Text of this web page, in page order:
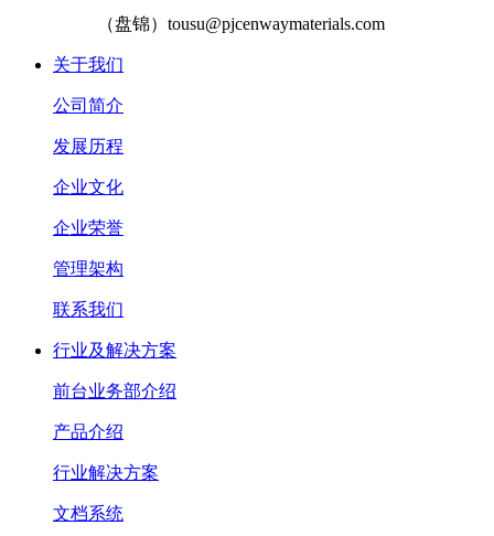
（盘锦）tousu@pjcenwaymaterials.com
关于我们
公司简介
发展历程
企业文化
企业荣誉
管理架构
联系我们
行业及解决方案
前台业务部介绍
产品介绍
行业解决方案
文档系统